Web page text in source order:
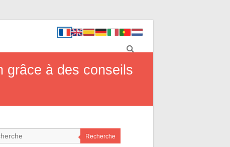
grâce à des conseils
Recherche